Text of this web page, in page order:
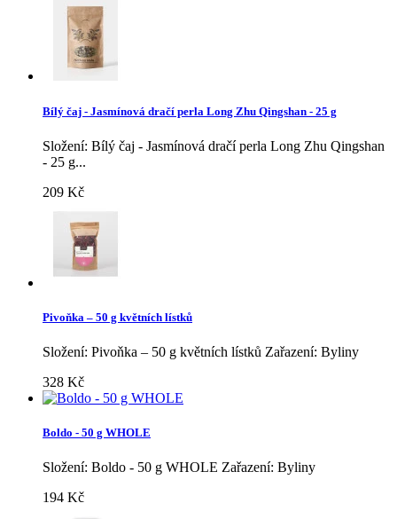
Bílý čaj - Jasmínová dračí perla Long Zhu Qingshan - 25 g
Složení: Bílý čaj - Jasmínová dračí perla Long Zhu Qingshan
- 25 g...
209 Kč
Pivoňka – 50 g květních lístků
Složení: Pivoňka – 50 g květních lístků Zařazení: Byliny
328 Kč
Boldo - 50 g WHOLE
Složení: Boldo - 50 g WHOLE Zařazení: Byliny
194 Kč